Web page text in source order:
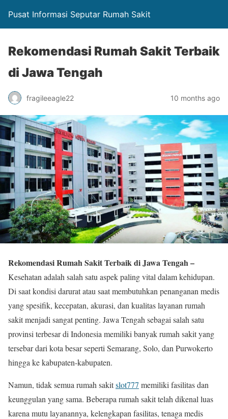
Pusat Informasi Seputar Rumah Sakit
Rekomendasi Rumah Sakit Terbaik
di Jawa Tengah
fragileeagle22 10 months ago
Rekomendasi Rumah Sakit Terbaik di Jawa Tengah –
Kesehatan adalah salah satu aspek paling vital dalam kehidupan.
Di saat kondisi darurat atau saat membutuhkan penanganan medis
yang spesifik, kecepatan, akurasi, dan kualitas layanan rumah
sakit menjadi sangat penting. Jawa Tengah sebagai salah satu
provinsi terbesar di Indonesia memiliki banyak rumah sakit yang
tersebar dari kota besar seperti Semarang, Solo, dan Purwokerto
hingga ke kabupaten-kabupaten.
Namun, tidak semua rumah sakitslot777 memiliki fasilitas dan
keunggulan yang sama. Beberapa rumah sakit telah dikenal luas
karena mutu layanannya, kelengkapan fasilitas, tenaga medis